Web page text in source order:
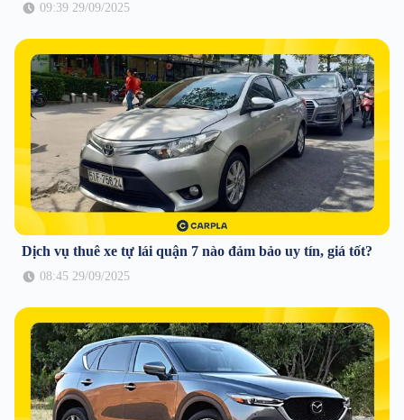
09:39 29/09/2025
Dịch vụ thuê xe tự lái quận 7 nào đảm bảo uy tín, giá tốt?
08:45 29/09/2025